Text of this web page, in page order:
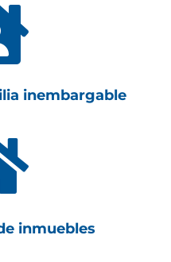
inembargable
inmuebles